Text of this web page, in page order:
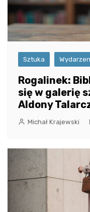
Sztuka
Rogalinek:
się w galerię
Aldony
Michał Krajewski